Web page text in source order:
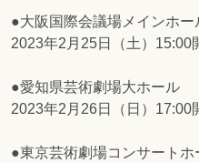
●大阪国際会議場メインホー
2023年2月25日（土）15:00
●愛知県芸術劇場大ホール
2023年2月26日（日）17:00
●東京芸術劇場コンサートホ